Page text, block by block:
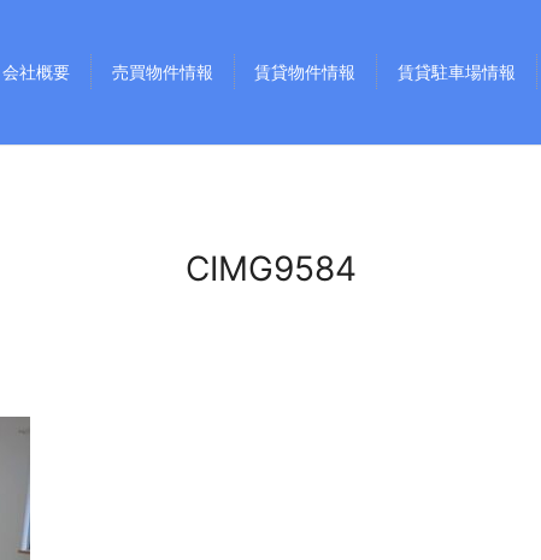
会社概要 売買物件情報 賃貸物件情報 賃貸駐車場情報
CIMG9584